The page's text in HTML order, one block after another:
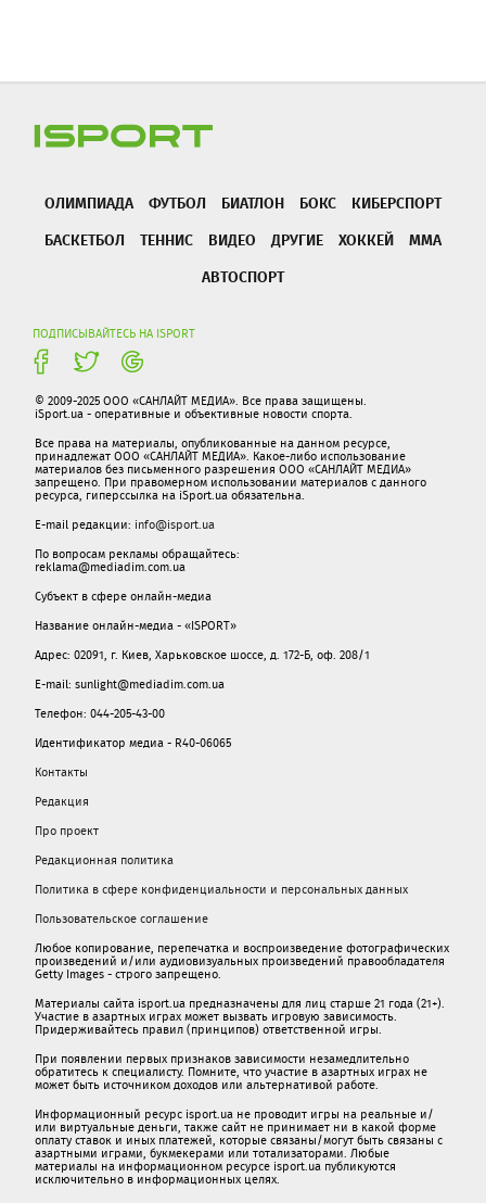
ОЛИМПИАДА ФУТБОЛ БИАТЛОН БОКС
КИБЕРСПОРТ
БАСКЕТБОЛ
ТЕННИС ВИДЕО ДРУГИЕ ХОККЕЙ
ММА
АВТОСПОРТ
ПОДПИСЫВАЙТЕСЬ НА ISPORT
© 2009-2025 ООО «САНЛАЙТ МЕДИА». Все права защищены.
iSport.ua - оперативные и объективные новости спорта.
Все права на материалы, опубликованные на данном ресурсе,
принадлежат ООО «САНЛАЙТ МЕДИА». Какое-либо использование
материалов без письменного разрешения ООО «САНЛАЙТ МЕДИА»
запрещено. При правомерном использовании материалов с данного
ресурса, гиперссылка на iSport.ua обязательна.
E-mail редакции: info@isport.ua
По вопросам рекламы обращайтесь:
reklama@mediadim.com.ua
Субъект в сфере онлайн-медиа
Название онлайн-медиа - «ISPORT»
Адрес: 02091, г. Киев, Харьковское шоссе, д. 172-Б, оф. 208/1
E-mail: sunlight@mediadim.com.ua
Телефон: 044-205-43-00
Идентификатор медиа - R40-06065
Контакты
Редакция
Про проект
Редакционная политика
Политика в сфере конфиденциальности и персональных данных
Пользовательское соглашение
Любое копирование, перепечатка и воспроизведение фотографических
произведений и/или аудиовизуальных произведений правообладателя
Getty Images - строго запрещено.
Материалы сайта isport.ua предназначены для лиц старше 21 года (21+).
Участие в азартных играх может вызвать игровую зависимость.
Придерживайтесь правил (принципов) ответственной игры.
При появлении первых признаков зависимости незамедлительно
обратитесь к специалисту. Помните, что участие в азартных играх не
может быть источником доходов или альтернативой работе.
Информационный ресурс isport.ua не проводит игры на реальные и/
или виртуальные деньги, также сайт не принимает ни в какой форме
oплaту ставок и иных платежей, которые связаны/могут быть связаны c
азартными игрaми, букмекерами или тотализаторами. Любые
материалы на информационном ресурсе isport.ua публикуютcя
исключительно в информационных целях.